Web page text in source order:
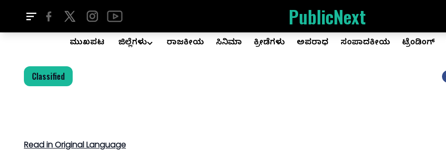
PublicNext
ಮುಖಪುಟ ಜಿಲ್ಲೆಗಳು ರಾಜಕೀಯ ಸಿನಿಮಾ ಕ್ರೀಡೆಗಳು ಅಪರಾಧ ಸಂಪಾದಕೀಯ ಟ್ರೆಂಡಿಂಗ್
Classified
Read in Original Language